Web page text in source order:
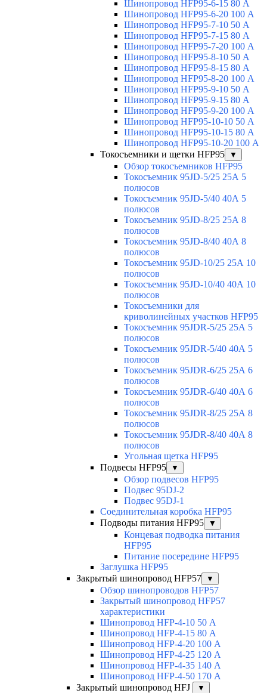
Шинопровод HFP95-6-15 80 А
Шинопровод HFP95-6-20 100 А
Шинопровод HFP95-7-10 50 А
Шинопровод HFP95-7-15 80 А
Шинопровод HFP95-7-20 100 А
Шинопровод HFP95-8-10 50 А
Шинопровод HFP95-8-15 80 А
Шинопровод HFP95-8-20 100 А
Шинопровод HFP95-9-10 50 А
Шинопровод HFP95-9-15 80 А
Шинопровод HFP95-9-20 100 А
Шинопровод HFP95-10-10 50 А
Шинопровод HFP95-10-15 80 А
Шинопровод HFP95-10-20 100 А
Токосъемники и щетки HFP95
▼
Обзор токосъемников HFP95
Токосъемник 95JD-5/25 25А 5
полюсов
Токосъемник 95JD-5/40 40А 5
полюсов
Токосъемник 95JD-8/25 25А 8
полюсов
Токосъемник 95JD-8/40 40А 8
полюсов
Токосъемник 95JD-10/25 25А 10
полюсов
Токосъемник 95JD-10/40 40А 10
полюсов
Токосъемники для
криволинейных участков HFP95
Токосъемник 95JDR-5/25 25А 5
полюсов
Токосъемник 95JDR-5/40 40А 5
полюсов
Токосъемник 95JDR-6/25 25А 6
полюсов
Токосъемник 95JDR-6/40 40А 6
полюсов
Токосъемник 95JDR-8/25 25А 8
полюсов
Токосъемник 95JDR-8/40 40А 8
полюсов
Угольная щетка HFP95
Подвесы HFP95
▼
Обзор подвесов HFP95
Подвес 95DJ-2
Подвес 95DJ-1
Соединительная коробка HFP95
Подводы питания HFP95
▼
Концевая подводка питания
HFP95
Питание посередине HFP95
Заглушка HFP95
Закрытый шинопровод HFP57
▼
Обзор шинопроводов HFP57
Закрытый шинопровод HFP57
характеристики
Шинопровод HFP-4-10 50 А
Шинопровод HFP-4-15 80 А
Шинопровод HFP-4-20 100 А
Шинопровод HFP-4-25 120 А
Шинопровод HFP-4-35 140 А
Шинопровод HFP-4-50 170 А
Закрытый шинопровод HFJ
▼